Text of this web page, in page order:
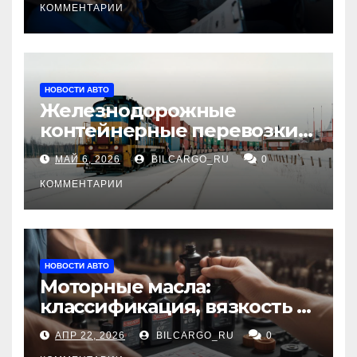
КОММЕНТАРИИ
НОВОСТИ АВТО
Железнодорожные
контейнерные перевозки
из Китая в Россию:
маршруты, сроки и
требования
МАЙ 6, 2026 BILCARGO_RU 0
КОММЕНТАРИИ
НОВОСТИ АВТО
Моторные масла:
классификация, вязкость и
рекомендации по выбору
для различных типов
АПР 22, 2026 BILCARGO_RU 0